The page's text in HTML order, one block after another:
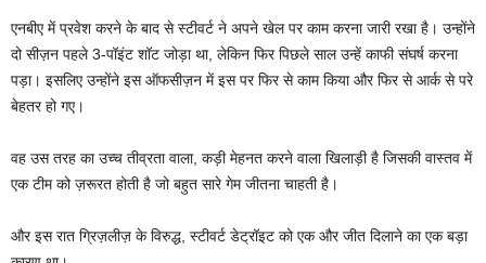
एनबीए में प्रवेश करने के बाद से स्टीवर्ट ने अपने खेल पर काम करना जारी रखा है। उन्होंने
दो सीज़न पहले 3-पॉइंट शॉट जोड़ा था, लेकिन फिर पिछले साल उन्हें काफी संघर्ष करना
पड़ा। इसलिए उन्होंने इस ऑफसीज़न में इस पर फिर से काम किया और फिर से आर्क से परे
बेहतर हो गए।
वह उस तरह का उच्च तीव्रता वाला, कड़ी मेहनत करने वाला खिलाड़ी है जिसकी वास्तव में
एक टीम को ज़रूरत होती है जो बहुत सारे गेम जीतना चाहती है।
और इस रात ग्रिज़लीज़ के विरुद्ध, स्टीवर्ट डेट्रॉइट को एक और जीत दिलाने का एक बड़ा